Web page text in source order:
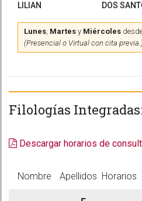
LILIAN DOS
Lunes, Martes y Miércoles
(Presencial o Virtual con cita
Filologías
Descargar horarios de
Nombre Apellidos Horarios